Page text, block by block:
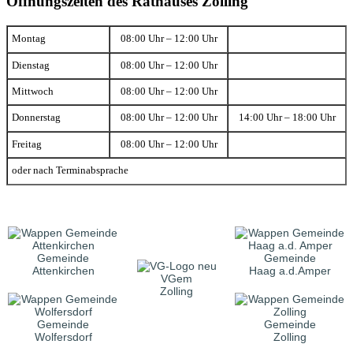
Montag 08:00 Uhr – 12:00 Uhr
Dienstag 08:00 Uhr – 12:00 Uhr
Mittwoch 08:00 Uhr – 12:00 Uhr
Donnerstag 08:00 Uhr – 12:00 Uhr 14:00 Uhr – 18:00 Uhr
Freitag 08:00 Uhr – 12:00 Uhr
oder nach Terminabsprache
Gemeinde
Attenkirchen
VGem
Zolling
Gemeinde
Haag a.d.Amper
Gemeinde
Wolfersdorf
Gemeinde
Zolling